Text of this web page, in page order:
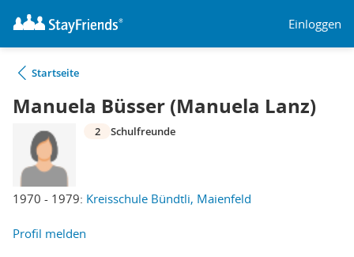
Einloggen
Startseite
Manuela Büsser (Manuela Lanz)
1970 - 1979: Kreisschule Bündtli, Maienfeld
2 Schulfreunde
Profil melden